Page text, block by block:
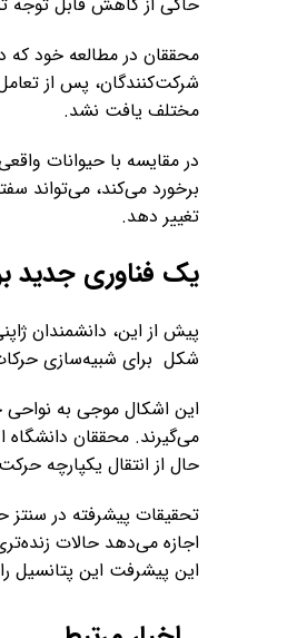
شرکت‌کنندگان، پس از
مختلف یافت نشد.
در مقایسه با حیوانات
برخورد می‌کند، می‌تواند
تغییر دهد.
یک فناوری جدید
پیش از این، دانشمندان
شکل برای شبیه‌سازی
این اشکال موجی به
می‌گیرند. محققان دانشگاه
حال از انتقال یکپارچه
تحقیقات پیشرفته در سنتز
اجازه می‌دهد حالات
این پیشرفت این پتانسیل